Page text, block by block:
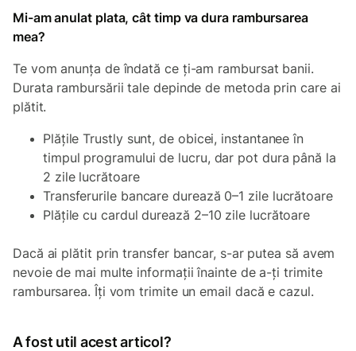
Mi-am anulat plata, cât timp va dura rambursarea
mea?
Te vom anunța de îndată ce ți-am rambursat banii.
Durata rambursării tale depinde de metoda prin care ai
plătit.
Plățile Trustly sunt, de obicei, instantanee în
timpul programului de lucru, dar pot dura până la
2 zile lucrătoare
Transferurile bancare durează 0–1 zile lucrătoare
Plățile cu cardul durează 2–10 zile lucrătoare
Dacă ai plătit prin transfer bancar, s-ar putea să avem
nevoie de mai multe informații înainte de a-ți trimite
rambursarea. Îți vom trimite un email dacă e cazul.
A fost util acest articol?